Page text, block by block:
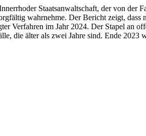
Staatsanwaltschaft, der von der
wahrnehme. Der Bericht zeigt,
Verfahren im Jahr 2024. Der Stapel an
die älter als zwei Jahre sind. Ende 2023